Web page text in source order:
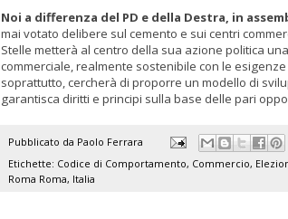
Noi a differenza del PD e della Destra, in
mai votato delibere sul cemento e sui centri
Stelle metterà al centro della sua azione politica
commerciale, realmente sostenibile con le
soprattutto, cercherà di proporre un modello di
garantisca diritti e principi sulla base delle pari
Pubblicato da Paolo Ferrara
Etichette: Codice di Comportamento, Commercio,
Roma Roma, Italia